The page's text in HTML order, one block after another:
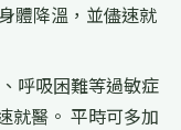
體降溫，並儘速就
呼吸困難等過敏症
就醫。 平時可多加